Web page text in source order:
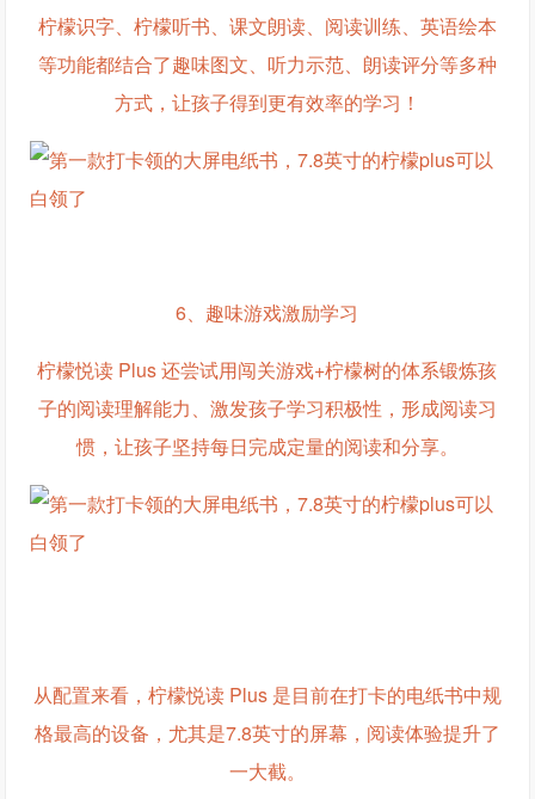
柠檬识字、柠檬听书、课文朗读、阅读训练、英语绘本
等功能都结合了趣味图文、听力示范、朗读评分等多种
方式，让孩子得到更有效率的学习！
6、趣味游戏激励学习
柠檬悦读 Plus 还尝试用闯关游戏+柠檬树的体系锻炼孩
子的阅读理解能力、激发孩子学习积极性，形成阅读习
惯，让孩子坚持每日完成定量的阅读和分享。
从配置来看，柠檬悦读 Plus 是目前在打卡的电纸书中规
格最高的设备，尤其是7.8英寸的屏幕，阅读体验提升了
一大截。